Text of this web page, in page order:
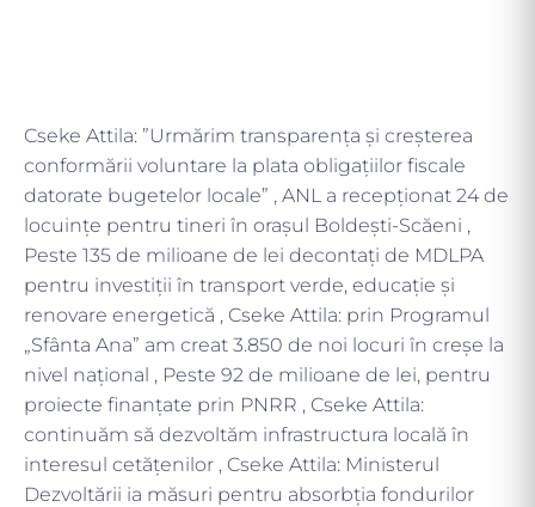
Cseke Attila: ”Urmărim transparența și creșterea
conformării voluntare la plata obligațiilor fiscale
datorate bugetelor locale” , ANL a recepţionat 24 de
locuinţe pentru tineri în orașul Boldești-Scăeni ,
Peste 135 de milioane de lei decontați de MDLPA
pentru investiții în transport verde, educație și
renovare energetică , Cseke Attila: prin Programul
„Sfânta Ana” am creat 3.850 de noi locuri în creșe la
nivel național , Peste 92 de milioane de lei, pentru
proiecte finanțate prin PNRR , Cseke Attila:
continuăm să dezvoltăm infrastructura locală în
interesul cetățenilor , Cseke Attila: Ministerul
Dezvoltării ia măsuri pentru absorbția fondurilor